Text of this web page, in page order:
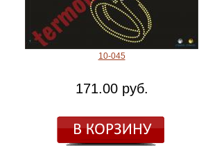
10-045
171.00 руб.